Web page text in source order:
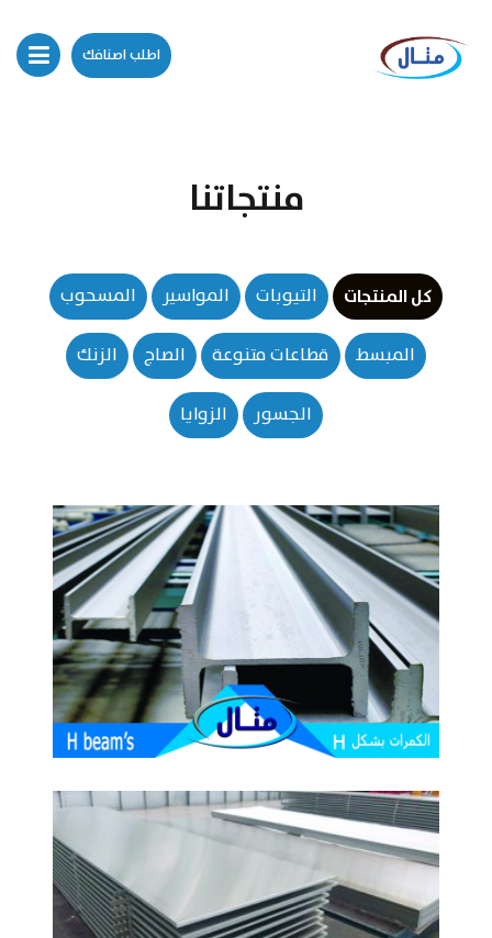
اطلب اصنافك
منتجاتنا
كل المنتجات التيوبات المواسير المسحوب
المبسط قطاعات متنوعة الصاج الزنك
الجسور الزوايا